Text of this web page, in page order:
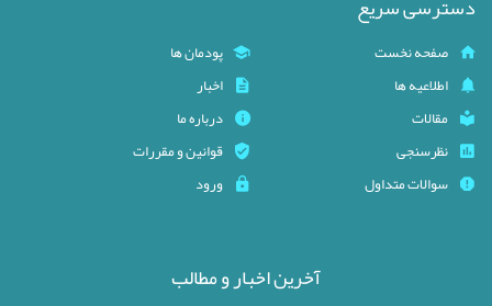
صفحه نخست
پودمان ها
اطلاعیه ها
اخبار
مقالات
درباره ما
نظرسنجی
قوانین و مقررات
سوالات متداول
ورود
آخرین اخبار و مطالب